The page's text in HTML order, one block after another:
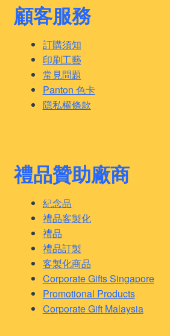
顧客服務
訂購須知
印刷工藝
常見問題
Panton 色卡
隱私權條款
禮品贊助廠商
紀念品
禮品客製化
禮品
禮品訂製
客製化商品
Corporate Gifts Singapore
Promotional Products
Corporate Gift Malaysia